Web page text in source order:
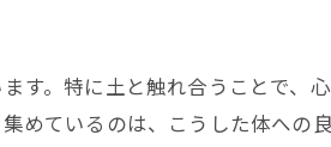
す。特に土と触れ合うことで、
めているのは、こうした体への